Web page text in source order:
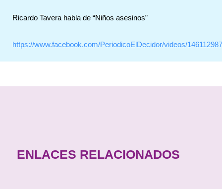
Ricardo Tavera habla de “Niños asesinos”
https://www.facebook.com/PeriodicoElDecidor/videos/
ENLACES RELACIONADOS